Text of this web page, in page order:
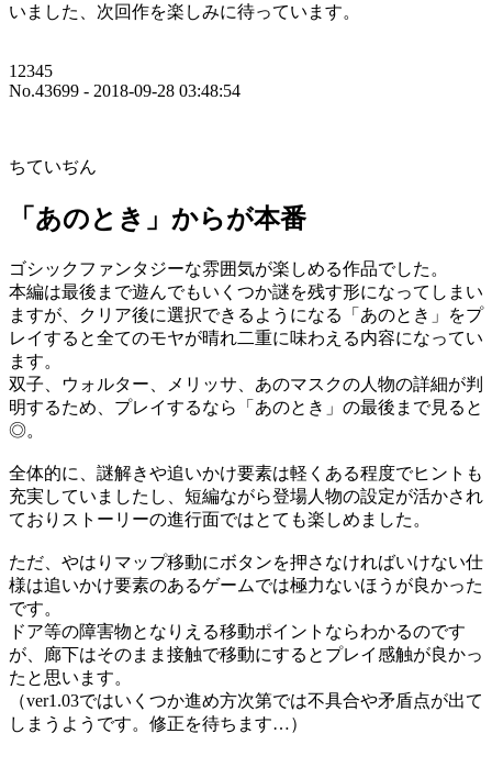
いました、次回作を楽しみに待っています。
12345
No.43699 - 2018-09-28 03:48:54
ちていぢん
「あのとき」からが本番
ゴシックファンタジーな雰囲気が楽しめる作品でした。
本編は最後まで遊んでもいくつか謎を残す形になってしまい
ますが、クリア後に選択できるようになる「あのとき」をプ
レイすると全てのモヤが晴れ二重に味わえる内容になってい
ます。
双子、ウォルター、メリッサ、あのマスクの人物の詳細が判
明するため、プレイするなら「あのとき」の最後まで見ると
◎。
全体的に、謎解きや追いかけ要素は軽くある程度でヒントも
充実していましたし、短編ながら登場人物の設定が活かされ
ておりストーリーの進行面ではとても楽しめました。
ただ、やはりマップ移動にボタンを押さなければいけない仕
様は追いかけ要素のあるゲームでは極力ないほうが良かった
です。
ドア等の障害物となりえる移動ポイントならわかるのです
が、廊下はそのまま接触で移動にするとプレイ感触が良かっ
たと思います。
（ver1.03ではいくつか進め方次第では不具合や矛盾点が出て
しまうようです。修正を待ちます…）